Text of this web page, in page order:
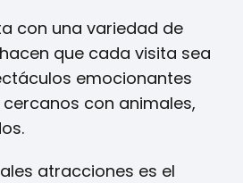
con una variedad de
que cada visita sea
emocionantes
con animales,
atracciones es el